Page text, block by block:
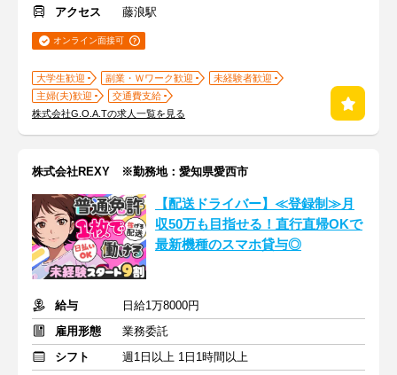
アクセス
藤浪駅
オンライン面接可
大学生歓迎 副業・Ｗワーク歓迎
未経験者歓迎
主婦(夫)歓迎
交通費支給
株式会社G.O.A.Tの求人一覧を見る
株式会社REXY ※勤務地：愛知県愛西市
【配送ドライバー】≪登録制≫月
収50万も目指せる！直行直帰OKで
最新機種のスマホ貸与◎
給与
日給1万8000円
雇用形態
業務委託
シフト
週1日以上 1日1時間以上